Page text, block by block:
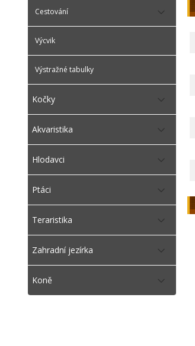
Cestování
Výcvik
Výstražné tabulky
Kočky
Akvaristika
Hlodavci
Ptáci
Teraristika
Zahradní jezírka
Koně